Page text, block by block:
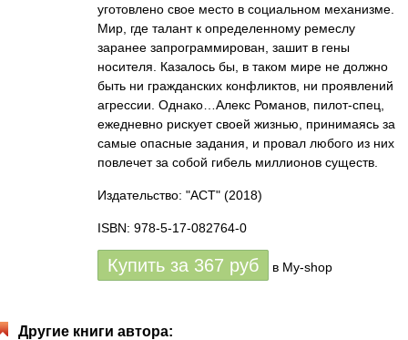
уготовлено свое место в социальном механизме.
Мир, где талант к определенному ремеслу
заранее запрограммирован, зашит в гены
носителя. Казалось бы, в таком мире не должно
быть ни гражданских конфликтов, ни проявлений
агрессии. Однако…Алекс Романов, пилот-спец,
ежедневно рискует своей жизнью, принимаясь за
самые опасные задания, и провал любого из них
повлечет за собой гибель миллионов существ.
Издательство: "АСТ" (2018)
ISBN: 978-5-17-082764-0
Купить за 367 руб в My-shop
Другие книги автора: